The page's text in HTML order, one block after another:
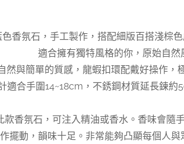
香氛石，手工製作，搭配細版百搭淺棕
適合擁有獨特風格的你，原始自然
與簡單的質感，龍蝦扣環配戴好操作，
適合手圍14~18cm，不銹鋼材質延長鍊約
款香氛石，可注入精油或香水。香味會隨
擺動，韻味十足。非常能夠凸顯每個人與